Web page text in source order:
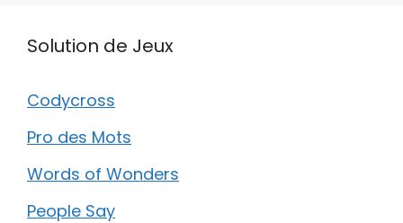
Solution de Jeux
Codycross
Pro des Mots
Words of Wonders
People Say